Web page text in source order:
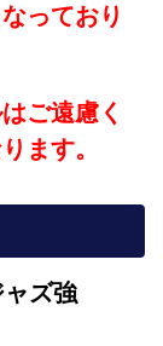
っており
ご遠慮く
ます。
ズ強